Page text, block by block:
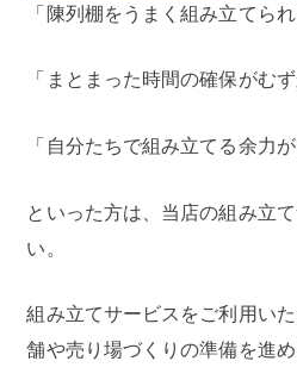
「陳列棚をうまく組み立てられ
「まとまった時間の確保がむず
「自分たちで組み立てる余力が
といった方は、当店の組み立
い。
組み立てサービスをご利用い
舗や売り場づくりの準備を進め